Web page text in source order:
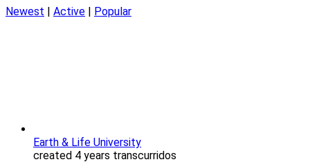
Newest | Active | Popular
Earth & Life University
created 4 years transcurridos